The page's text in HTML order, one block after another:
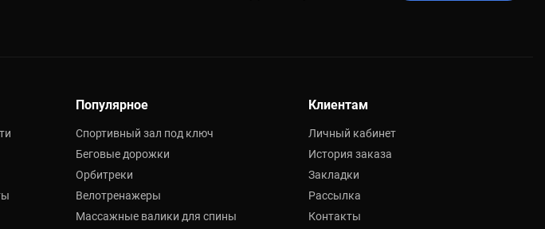
Популярное
Спортивный зал под ключ
Беговые дорожки
Орбитреки
Велотренажеры
Массажные валики для спины
Клиентам
Личный кабинет
История заказа
Закладки
Рассылка
Контакты